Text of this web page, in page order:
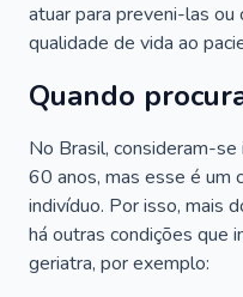
atuar para preveni-las
qualidade de vida ao
Quando
No Brasil, consideram-
60 anos, mas esse é um
indivíduo. Por isso, mais
há outras condições que
geriatra, por exemplo: